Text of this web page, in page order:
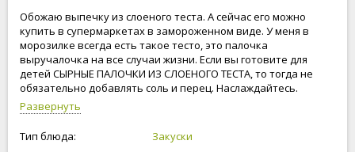
Обожаю выпечку из слоеного теста. А сейчас его можно
купить в супермаркетах в замороженном виде. У меня в
морозилке всегда есть такое тесто, это палочка
выручалочка на все случаи жизни. Если вы готовите для
детей СЫРНЫЕ ПАЛОЧКИ ИЗ СЛОЕНОГО ТЕСТА, то тогда не
обязательно добавлять соль и перец. Наслаждайтесь.
Готовьте вместе с нами, будьте счастливы и любимы.
Развернуть
Тип блюда:
Закуски